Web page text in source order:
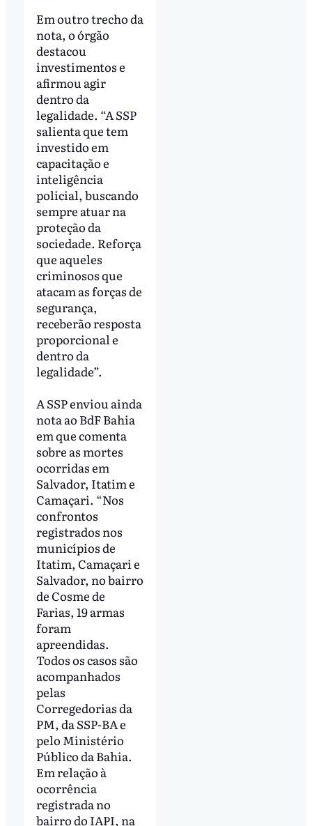
Em outro trecho da
nota, o órgão
destacou
investimentos e
afirmou agir
dentro da
legalidade. “A SSP
salienta que tem
investido em
capacitação e
inteligência
policial, buscando
sempre atuar na
proteção da
sociedade. Reforça
que aqueles
criminosos que
atacam as forças de
segurança,
receberão resposta
proporcional e
dentro da
legalidade”.
A SSP enviou ainda
nota ao BdF Bahia
em que comenta
sobre as mortes
ocorridas em
Salvador, Itatim e
Camaçari. “Nos
confrontos
registrados nos
municípios de
Itatim, Camaçari e
Salvador, no bairro
de Cosme de
Farias, 19 armas
foram
apreendidas.
Todos os casos são
acompanhados
pelas
Corregedorias da
PM, da SSP-BA e
pelo Ministério
Público da Bahia.
Em relação à
ocorrência
registrada no
bairro do IAPI, na